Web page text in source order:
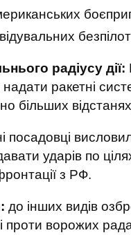
радіусу дії:
ракетні
більших
посадовці
ударів по
з РФ.
до інших видів
проти ворожих